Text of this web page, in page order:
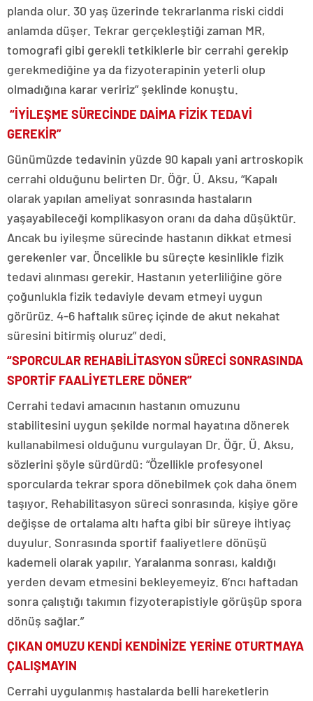
planda olur. 30 yaş üzerinde tekrarlanma riski ciddi
anlamda düşer. Tekrar gerçekleştiği zaman MR,
tomografi gibi gerekli tetkiklerle bir cerrahi gerekip
gerekmediğine ya da fizyoterapinin yeterli olup
olmadığına karar veririz” şeklinde konuştu.
“İYİLEŞME SÜRECİNDE DAİMA FİZİK TEDAVİ
GEREKİR”
Günümüzde tedavinin yüzde 90 kapalı yani artroskopik
cerrahi olduğunu belirten Dr. Öğr. Ü. Aksu, “Kapalı
olarak yapılan ameliyat sonrasında hastaların
yaşayabileceği komplikasyon oranı da daha düşüktür.
Ancak bu iyileşme sürecinde hastanın dikkat etmesi
gerekenler var. Öncelikle bu süreçte kesinlikle fizik
tedavi alınması gerekir. Hastanın yeterliliğine göre
çoğunlukla fizik tedaviyle devam etmeyi uygun
görürüz. 4-6 haftalık süreç içinde de akut nekahat
süresini bitirmiş oluruz” dedi.
“SPORCULAR REHABİLİTASYON SÜRECİ SONRASINDA
SPORTİF FAALİYETLERE DÖNER”
Cerrahi tedavi amacının hastanın omuzunu
stabilitesini uygun şekilde normal hayatına dönerek
kullanabilmesi olduğunu vurgulayan Dr. Öğr. Ü. Aksu,
sözlerini şöyle sürdürdü: “Özellikle profesyonel
sporcularda tekrar spora dönebilmek çok daha önem
taşıyor. Rehabilitasyon süreci sonrasında, kişiye göre
değişse de ortalama altı hafta gibi bir süreye ihtiyaç
duyulur. Sonrasında sportif faaliyetlere dönüşü
kademeli olarak yapılır. Yaralanma sonrası, kaldığı
yerden devam etmesini bekleyemeyiz. 6’ncı haftadan
sonra çalıştığı takımın fizyoterapistiyle görüşüp spora
dönüş sağlar.”
ÇIKAN OMUZU KENDİ KENDİNİZE YERİNE OTURTMAYA
ÇALIŞMAYIN
Cerrahi uygulanmış hastalarda belli hareketlerin